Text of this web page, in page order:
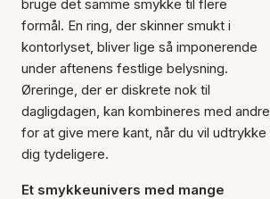
bruge det samme smykke til flere
formål. En ring, der skinner smukt i
kontorlyset, bliver lige så imponerende
under aftenens festlige belysning.
Øreringe, der er diskrete nok til
dagligdagen, kan kombineres med andre
for at give mere kant, når du vil udtrykke
dig tydeligere.
Et smykkeunivers med mange